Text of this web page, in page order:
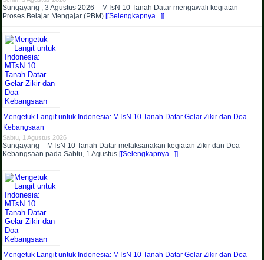
Sungayang , 3 Agustus 2026 – MTsN 10 Tanah Datar mengawali kegiatan
Proses Belajar Mengajar (PBM) [[Selengkapnya...]]
Mengetuk Langit untuk Indonesia: MTsN 10 Tanah Datar Gelar Zikir dan Doa
Kebangsaan
Sabtu, 1 Agustus 2026
Sungayang – MTsN 10 Tanah Datar melaksanakan kegiatan Zikir dan Doa
Kebangsaan pada Sabtu, 1 Agustus [[Selengkapnya...]]
Mengetuk Langit untuk Indonesia: MTsN 10 Tanah Datar Gelar Zikir dan Doa